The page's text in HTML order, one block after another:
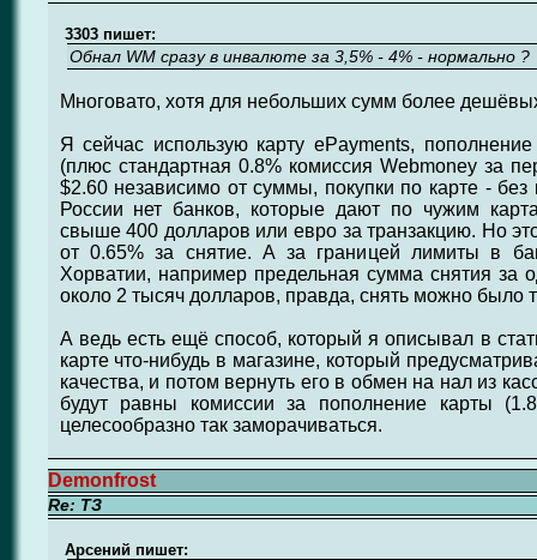
3303 пишет:
Обнал WM сразу в инвалюте за 3,5% - 4% - нормально ?
Многовато, хотя для небольших сумм более
Я сейчас использую карту ePayments,
(плюс стандартная 0.8% комиссия Webmoney за
$2.60 независимо от суммы, покупки по карте -
России нет банков, которые дают по чужим
свыше 400 долларов или евро за транзакцию. Но
от 0.65% за снятие. А за границей лимиты в
Хорватии, например предельная сумма снятия за
около 2 тысяч долларов, правда, снять можно было
А ведь есть ещё способ, который я описывал в
карте что-нибудь в магазине, который
качества, и потом вернуть его в обмен на нал из
будут равны комиссии за пополнение карты
целесообразно так заморачиваться.
Demonfrost
Re: ТЗ
Арсений пишет: